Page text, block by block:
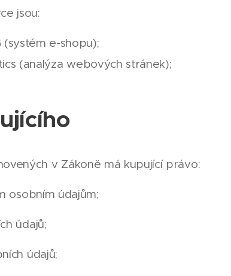
jsou:
e-shopu);
(analýza webových stránek);
v Zákoně má kupující právo:
osobním údajům;
údajů;
údajů;